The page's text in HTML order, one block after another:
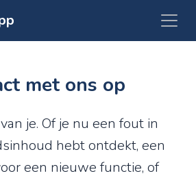
met ons op
je. Of je nu een fout in
hebt ontdekt, een
een nieuwe functie, of